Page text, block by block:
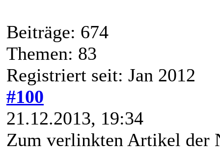
Beiträge: 674
Themen: 83
Registriert seit: Jan 2012
#100
21.12.2013, 19:34
Zum verlinkten Artikel der